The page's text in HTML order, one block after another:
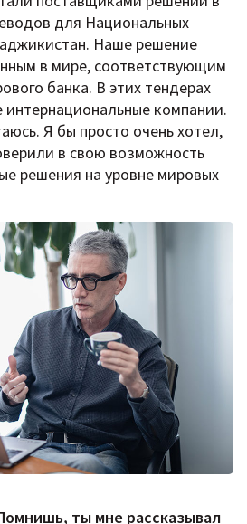
для Национальных
Наше решение
в мире, соответствующим
банка. В этих тендерах
компании.
Я бы просто очень хотел,
в свою возможность
решения на уровне мировых
ты мне рассказывал